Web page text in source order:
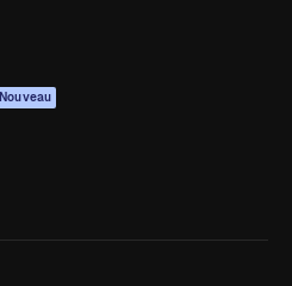
Nouveau